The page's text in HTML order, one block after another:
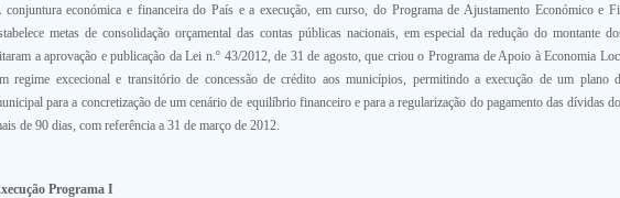
conjuntura económica e financeira do País e a execução, em curso, do Programa de Ajustamento Económico e
metas de consolidação orçamental das contas públicas nacionais, em especial da redução do montante
a aprovação e publicação da Lei n.º 43/2012, de 31 de agosto, que criou o Programa de Apoio à Economia
regime excecional e transitório de concessão de crédito aos municípios, permitindo a execução de um plano
para a concretização de um cenário de equilíbrio financeiro e para a regularização do pagamento das dívidas
de 90 dias, com referência a 31 de março de 2012.
Programa I